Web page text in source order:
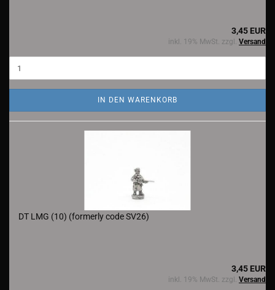
3,45 EUR
inkl. 19% MwSt. zzgl. Versand
IN DEN WARENKORB
DT LMG (10) (formerly code SV26)
3,45 EUR
inkl. 19% MwSt. zzgl. Versand